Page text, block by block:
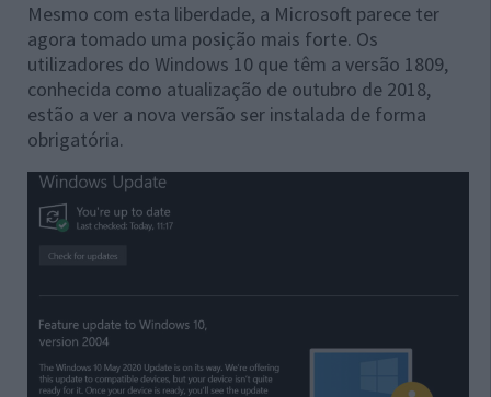
Mesmo com esta liberdade, a Microsoft parece ter
agora tomado uma posição mais forte. Os
utilizadores do Windows 10 que têm a versão 1809,
conhecida como atualização de outubro de 2018,
estão a ver a nova versão ser instalada de forma
obrigatória.